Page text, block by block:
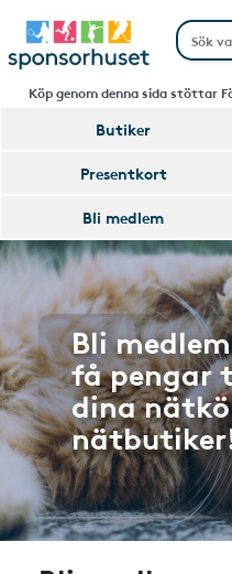
Köp genom denna sida stöttar
Butiker
Presentkort
Bli medlem
Bli
få pengar
dina